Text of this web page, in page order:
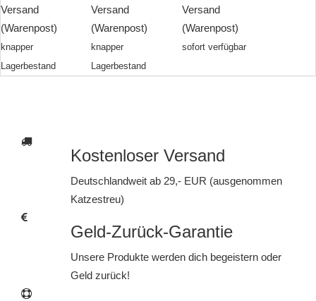
Versand
(Warenpost)
knapper
Lagerbestand
Versand
(Warenpost)
knapper
Lagerbestand
Versand
(Warenpost)
sofort verfügbar
Kostenloser Versand
Deutschlandweit ab 29,- EUR (ausgenommen
Katzestreu)
Geld-Zurück-Garantie
Unsere Produkte werden dich begeistern oder
Geld zurück!